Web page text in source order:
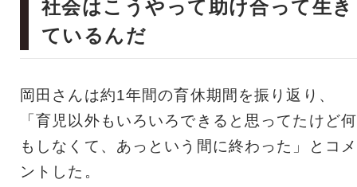
社会はこうやって助け合って生き
ているんだ
岡田さんは約1年間の育休期間を振り返り、
「育児以外もいろいろできると思ってたけど何
もしなくて、あっという間に終わった」とコメ
ントした。